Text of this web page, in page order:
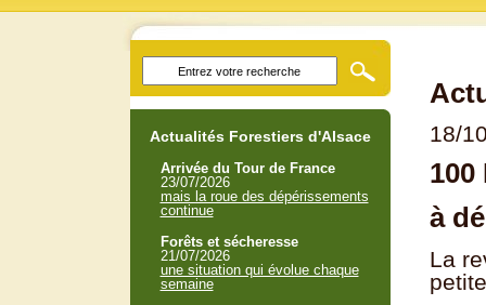
18/
100
à
La
Actualités Forestiers d'Alsace
Arrivée du Tour de France
23/07/2026
mais la roue des dépérissements
continue
Forêts et sécheresse
21/07/2026
une situation qui évolue chaque
semaine